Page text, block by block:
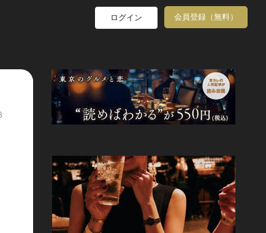
ログイン 会員登録（無料）